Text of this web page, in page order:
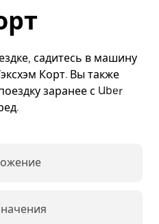
садитесь в машину
Корт. Вы также
заранее с Uber